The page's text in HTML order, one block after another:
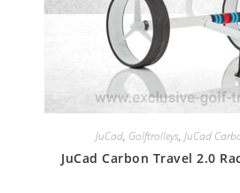
JuCad, Golftrolleys, JuCad
JuCad Carbon Travel 2.0